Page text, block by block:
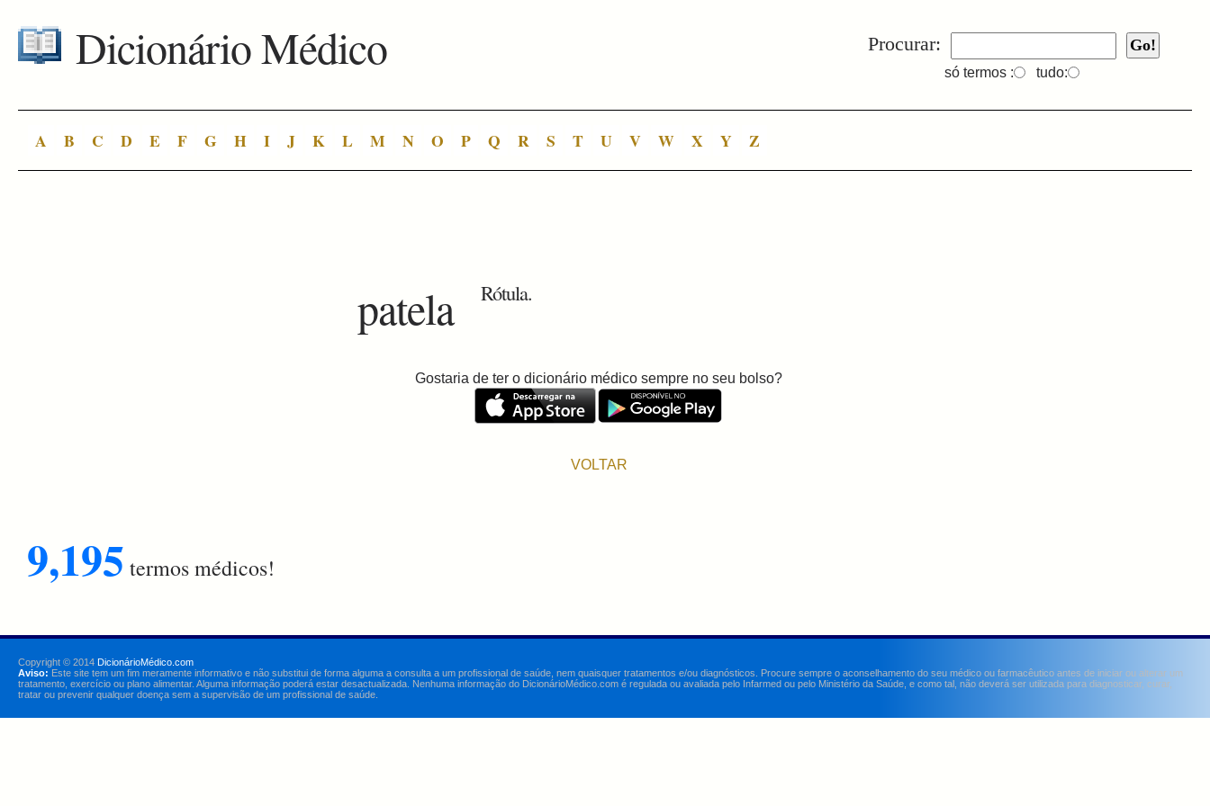
Procurar:
só termos : tudo:
Dicionário Médico
A B C D E F G H I J K L M N O P Q R S T U V W X Y Z
patela Rótula.
Gostaria de ter o dicionário médico sempre no seu bolso?
VOLTAR
9,195 termos médicos!
Copyright © 2014 DicionárioMédico.com
Aviso: Este site tem um fim meramente informativo e não substitui de forma alguma a consulta a um profissional de saúde, nem quaisquer tratamentos e/ou diagnósticos. Procure sempre o aconselhamento do seu médico ou farmacêutico antes de iniciar ou alterar um
tratamento, exercício ou plano alimentar. Alguma informação poderá estar desactualizada. Nenhuma informação do DicionárioMédico.com é regulada ou avaliada pelo Infarmed ou pelo Ministério da Saúde, e como tal, não deverá ser utilizada para diagnosticar, curar,
tratar ou prevenir qualquer doença sem a supervisão de um profissional de saúde.